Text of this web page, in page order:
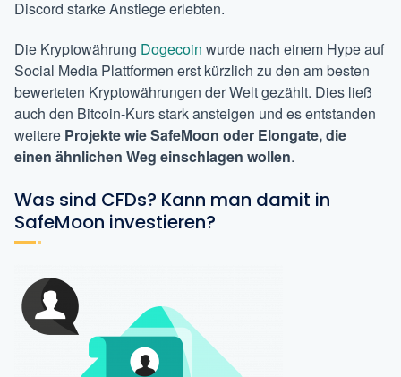
Discord starke Anstiege erlebten.
Die Kryptowährung Dogecoin wurde nach einem Hype auf
Social Media Plattformen erst kürzlich zu den am besten
bewerteten Kryptowährungen der Weltgezählt. Dies ließ
auch den Bitcoin-Kurs stark ansteigen und es entstanden
weitere Projekte wie SafeMoon oder Elongate, die
einen ähnlichen Weg einschlagen wollen.
Was sind CFDs? Kann man damit in
SafeMoon investieren?